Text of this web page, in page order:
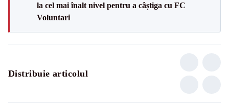
la cel mai înalt nivel pentru a câștiga cu FC
Voluntari
Distribuie articolul